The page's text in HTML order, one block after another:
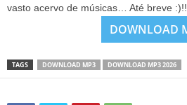
vasto acervo de músicas… Até breve
DOWNLOAD
TAGS DOWNLOAD MP3 DOWNLOAD MP3 2026